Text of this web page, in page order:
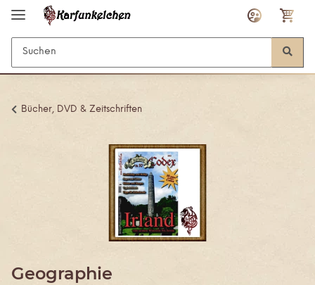
Bücher, DVD & Zeitschriften
Geographie